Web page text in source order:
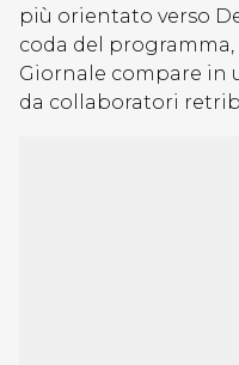
più orientato verso
coda del programma,
Giornale compare in
da collaboratori